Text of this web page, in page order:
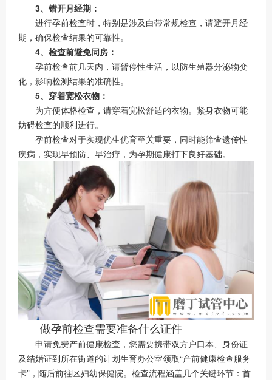
3、错开月经期：
进行孕前检查时，特别是涉及白带常规检查，请避开月经
期，确保检查结果的可靠性。
4、检查前避免同房：
孕前检查前几天内，请暂停性生活，以防生殖器分泌物变
化，影响检测结果的准确性。
5、穿着宽松衣物：
为方便体格检查，请穿着宽松舒适的衣物。紧身衣物可能
妨碍检查的顺利进行。
孕前检查对于实现优生优育至关重要，同时能筛查遗传性
疾病，实现早预防、早治疗，为孕期健康打下良好基础。
做孕前检查需要准备什么证件
申请免费产前健康检查，您需要携带双方户口本、身份证
及结婚证到所在街道的计划生育办公室领取“产前健康检查服务
卡”，随后前往区妇幼保健院。检查流程涵盖几个关键环节：首